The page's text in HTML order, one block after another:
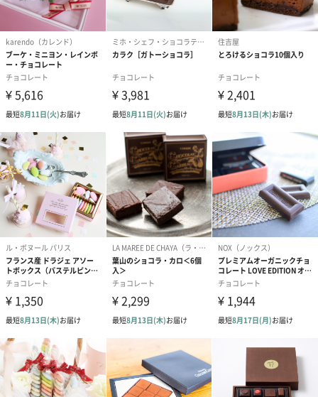
ジ、キャラメル、カフェラテ、ほうじ茶、ゆず、ピスタチオ
FLOWER
〈アーティスト・利光 春華さんとのコラボパッケージ〉
水彩やアクリル画を使用した、カラフルで優しいタッチの表現か
ら生まれる猫のイラスト。
周りに咲く植物と相まって、かわいいだけではない、不思議な世
界に引き込まれるような雰囲気があります。
14フレーバー×1個 : ミルク1個、ストロベリー1個、抹茶1個、オ
レンジ1個、カフェラテ1個、 ピスタチオ1個、ココナッツ1個、マ
ンゴー1個、カカオ 65%1個、ダークラズベリー1個、 ソルティキ
ャラメル1個、黒糖きなこ1個、ブルーベリー1個、レモン1個
原材料